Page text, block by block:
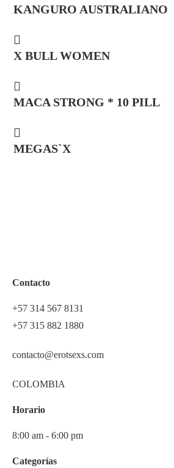
KANGURO AUSTRALIANO
X BULL WOMEN
MACA STRONG * 10 PILL
MEGAS`X
Contacto
+57 314 567 8131
+57 315 882 1880
contacto@erotsexs.com
COLOMBIA
Horario
8:00 am - 6:00 pm
Categorías